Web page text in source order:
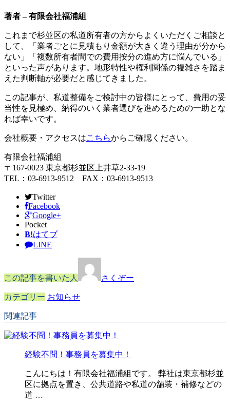
著者 – 有限会社福浦組
これまで杉並区の私道所有者の方からよくいただくご相談と
して、「業者ごとに見積もり金額が大きく違う理由が分から
ない」「複数所有者間での費用按分の進め方に悩んでいる」
といった声があります。地形特性や権利関係の複雑さを踏ま
えた判断軸が必要だと感じてきました。
この記事が、私道整備をご検討中の皆様にとって、費用の妥
当性を見極め、納得のいく業者選びを進めるための一助とな
れば幸いです。
会社概要・アクセスはこちらからご確認ください。
有限会社福浦組
〒167-0023 東京都杉並区上井草2-33-19
TEL：03-6913-9512 FAX：03-6913-9513
Twitter
Facebook
Google+
Pocket
B!はてブ
LINE
この記事を書いた人 さくぞー
カテゴリー お知らせ
関連記事
経験不問！事務員を募集中！
こんにちは！有限会社福浦組です。 弊社は東京都杉並
区に拠点を置き、公共道路や私道の舗装・補修などの
道 …